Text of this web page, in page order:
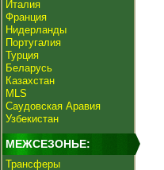
Италия
Франция
Нидерланды
Португалия
Турция
Беларусь
Казахстан
MLS
Саудовская Аравия
Узбекистан
МЕЖСЕЗОНЬЕ:
Трансферы